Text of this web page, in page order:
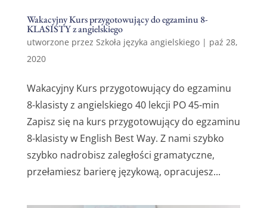
Wakacyjny Kurs przygotowujący do egzaminu 8-
KLASISTY z angielskiego
utworzone przez Szkoła języka angielskiego| paź 28,
2020
Wakacyjny Kurs przygotowujący do egzaminu
8-klasisty z angielskiego 40 lekcji PO 45-min
Zapisz się na kurs przygotowujący do egzaminu
8-klasisty w English Best Way. Z nami szybko
szybko nadrobisz zaległości gramatyczne,
przełamiesz barierę językową, opracujesz...